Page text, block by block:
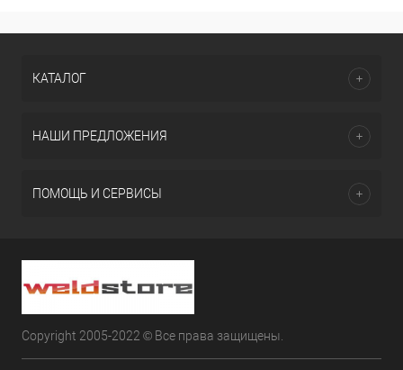
КАТАЛОГ
НАШИ ПРЕДЛОЖЕНИЯ
ПОМОЩЬ И СЕРВИСЫ
Copyright 2005-2022 © Все права защищены.